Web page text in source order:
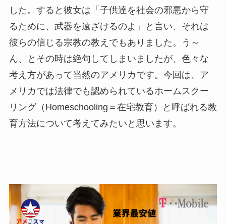
した。すると彼女は「子供達を社会の邪悪から守
るために、武器を遠ざけるのよ」と言い、それは
彼らの信じる宗教の教えでもありました。う～
ん、とその時は絶句してしまいましたが、色々な
考え方があって当然のアメリカです。今回は、ア
メリカでは法律でも認められているホームスクー
リング（Homeschooling＝在宅教育）と呼ばれる教
育方法について考えてみたいと思います。